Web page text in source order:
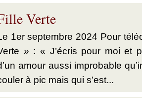
Verte
1er septembre 2024 Pour
» : « J’écris pour moi et
amour aussi improbable
à pic mais qui s’est...